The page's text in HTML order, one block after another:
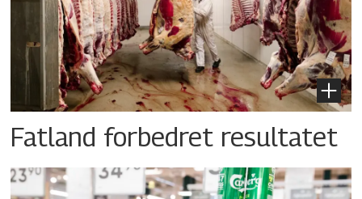
Fatland forbedret resultatet